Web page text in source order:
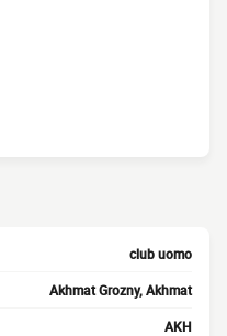
club uomo
Akhmat Grozny, Akhmat
AKH